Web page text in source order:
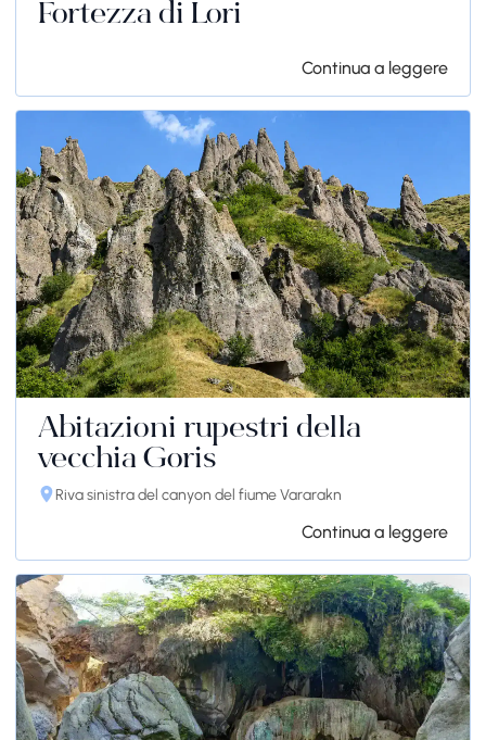
Fortezza di Lori
Continua a leggere
Abitazioni rupestri della
vecchia Goris
Riva sinistra del canyon del fiume Vararakn
Continua a leggere